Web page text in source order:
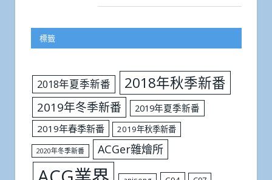
標籤
2018年夏季新番 2018年秋季新番
2019年冬季新番
2019年夏季新番
2019年春季新番
2019年秋季新番
2020年冬季新番 ACGer雜燴所